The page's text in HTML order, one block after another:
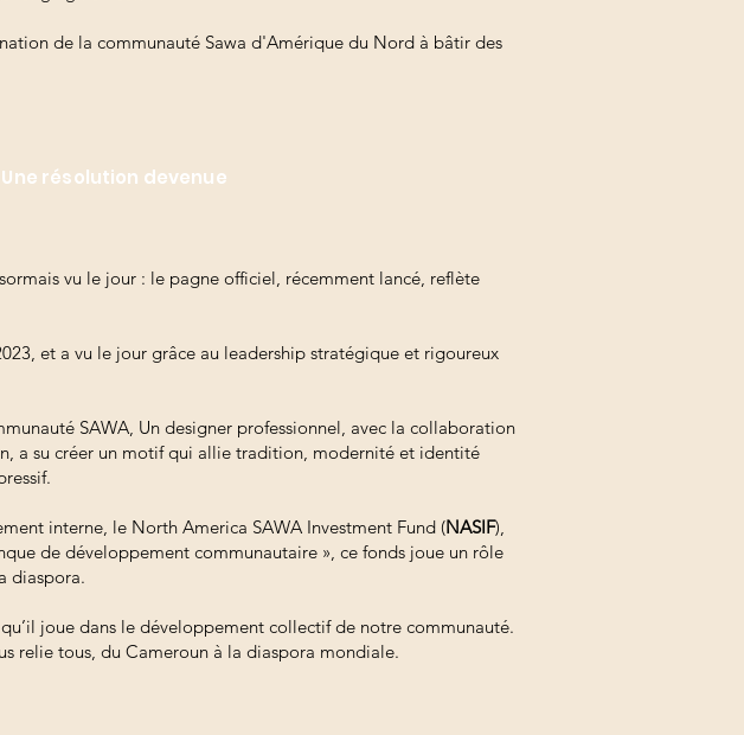
de la communauté Sawa d'Amérique du Nord à bâtir des
résolution devenue
vu le jour : le pagne officiel, récemment lancé, reflète
et a vu le jour grâce au leadership stratégique et rigoureux
SAWA, Un designer professionnel, avec la collaboration
a su créer un motif qui allie tradition, modernité et identité
interne, le North America SAWA Investment Fund (NASIF),
de développement communautaire », ce fonds joue un rôle
diaspora.
joue dans le développement collectif de notre communauté.
relie tous, du Cameroun à la diaspora mondiale.